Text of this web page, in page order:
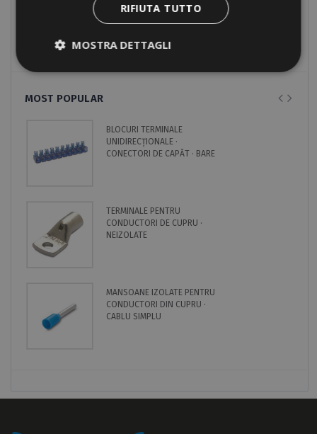
Produse care nu mai sunt în lista de prețuri
MOST POPULAR
BLOCURI TERMINALE
UNIDIRECȚIONALE ·
CONECTORI DE CAPĂT · BARE
TERMINALE PENTRU
CONDUCTORI DE CUPRU ·
NEIZOLATE
MANSOANE IZOLATE PENTRU
CONDUCTORI DIN CUPRU ·
CABLU SIMPLU
RIFIUTA TUTTO
MOSTRA DETTAGLI